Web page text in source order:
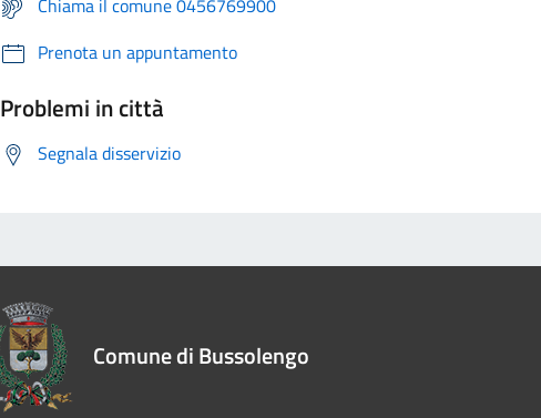
Prenota un appuntamento
Problemi in città
Segnala disservizio
Comune di Bussolengo